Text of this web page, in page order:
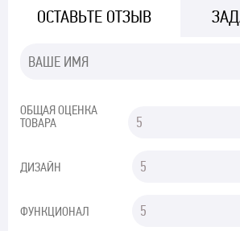
ОСТАВЬТЕ ОТЗЫВ
ОБЩАЯ ОЦЕНКА
ТОВАРА
ДИЗАЙН
ФУНКЦИОНАЛ